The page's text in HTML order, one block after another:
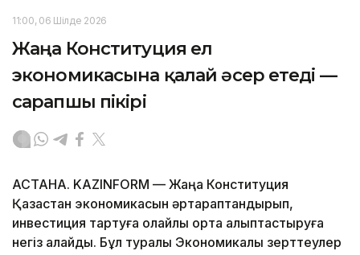
11:00, 06 Шілде 2026
Жаңа Конституция ел
экономикасына қалай әсер етеді —
сарапшы пікірі
АСТАНА. KAZINFORM — Жаңа Конституция
Қазақстан экономикасын әртараптандырып,
инвестиция тартуға қолайлы орта қалыптастыруға
негіз қалайды. Бұл туралы Экономикалық зерттеулер